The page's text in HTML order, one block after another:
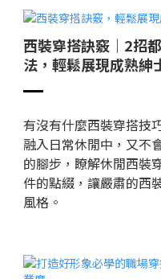
西裝穿搭訣竅｜2招
法，輕鬆展現成熟紳
有沒有什麼西裝穿搭技
融入日常休閒中，又不
的腳步，瞭解休閒西裝
件的點綴，讓嚴肅的西
風格。